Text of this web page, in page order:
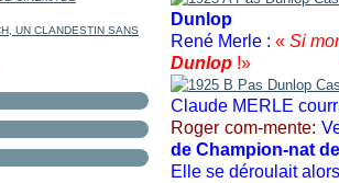
UN CLANDESTIN SANS
Dunlop
René Merle : « Si
Dunlop !»
Claude MERLE
Roger com-mente:
de Champion-nat
Elle se déroulait